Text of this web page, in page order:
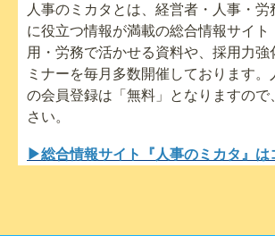
人事のミカタとは、経営者・人事・
に役立つ情報が満載の総合情報サイト
用・労務で活かせる資料や、採用力強
ミナーを毎月多数開催しております
の会員登録は「無料」となりますので
さい。
▶総合情報サイト『人事のミカタ』は